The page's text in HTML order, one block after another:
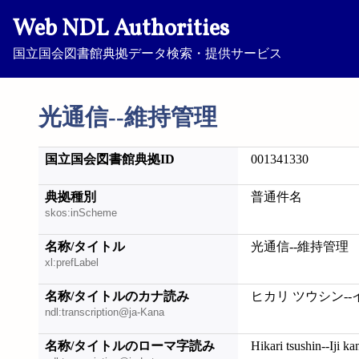
Web NDL Authorities
国立国会図書館典拠データ検索・提供サービス
光通信--維持管理
国立国会図書館典拠ID 001341330
典拠種別
skos:inScheme
普通件名
名称/タイトル
xl:prefLabel
光通信--維持管理
名称/タイトルのカナ読み
ndl:transcription@ja-Kana
ヒカリ ツウシン--
名称/タイトルのローマ字読み Hikari tsushin--Iji